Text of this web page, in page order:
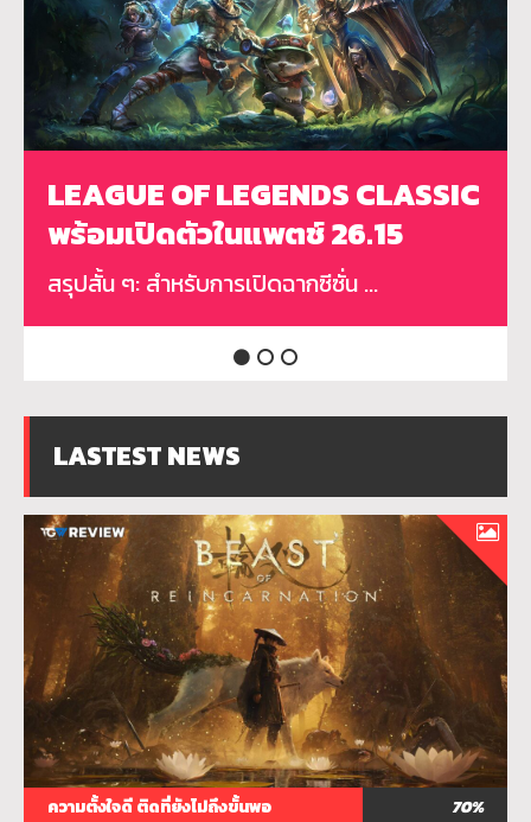
LEAGUE OF LEGENDS CLASSIC
พร้อมเปิดตัวในแพตช์ 26.15
สรุปสั้น ๆ: สำหรับการเปิดฉากซีซั่น ...
สัมภาษณ์พิเศษคุณ Pu Liu ผู้
กำกับ League of Legends ถึง
อนาคตของเมตาเกม
สัมภาษณ์พิเศษคุณ Pu Liu ผู้กำกับ Le...
Riot Games เปิดตัว
Convergence Fest
Riot Games เปิดตัว Convergence Fest...
LASTEST NEWS
ความตั้งใจดี ติดที่ยังไม่ถึงขั้นพอ 70%